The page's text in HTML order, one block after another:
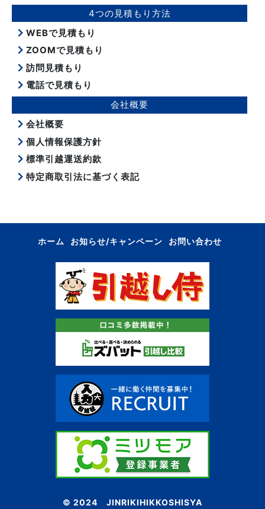
4つの見積もり方法
WEBで見積もり
ZOOMで見積もり
訪問見積もり
電話で見積もり
会社概要
会社概要
個人情報保護方針
標準引越運送約款
特定商取引法に基づく表記
ホーム お知らせ/キャンペーン お問い合わせ
© 2024 JINRIKIHIKKOSHISYA